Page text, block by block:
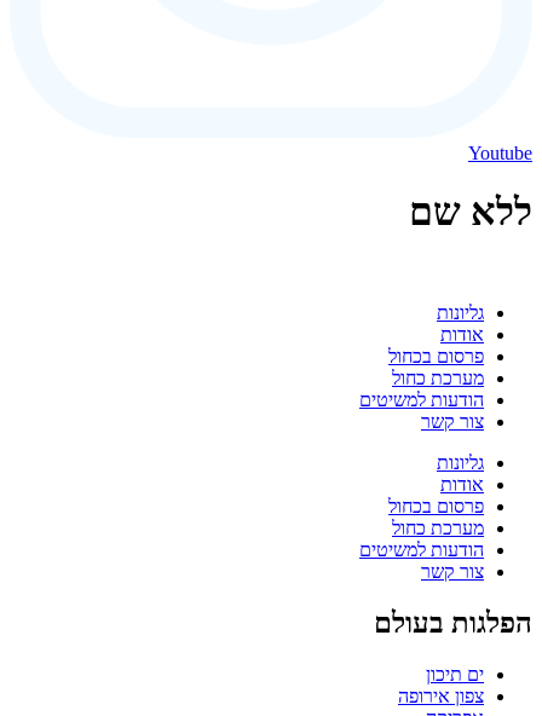
Youtube
ללא שם
גליונות
אודות
פרסום בכחול
מערכת כחול
הודעות למשיטים
צור קשר
גליונות
אודות
פרסום בכחול
מערכת כחול
הודעות למשיטים
צור קשר
הפלגות בעולם
ים תיכון
צפון אירופה